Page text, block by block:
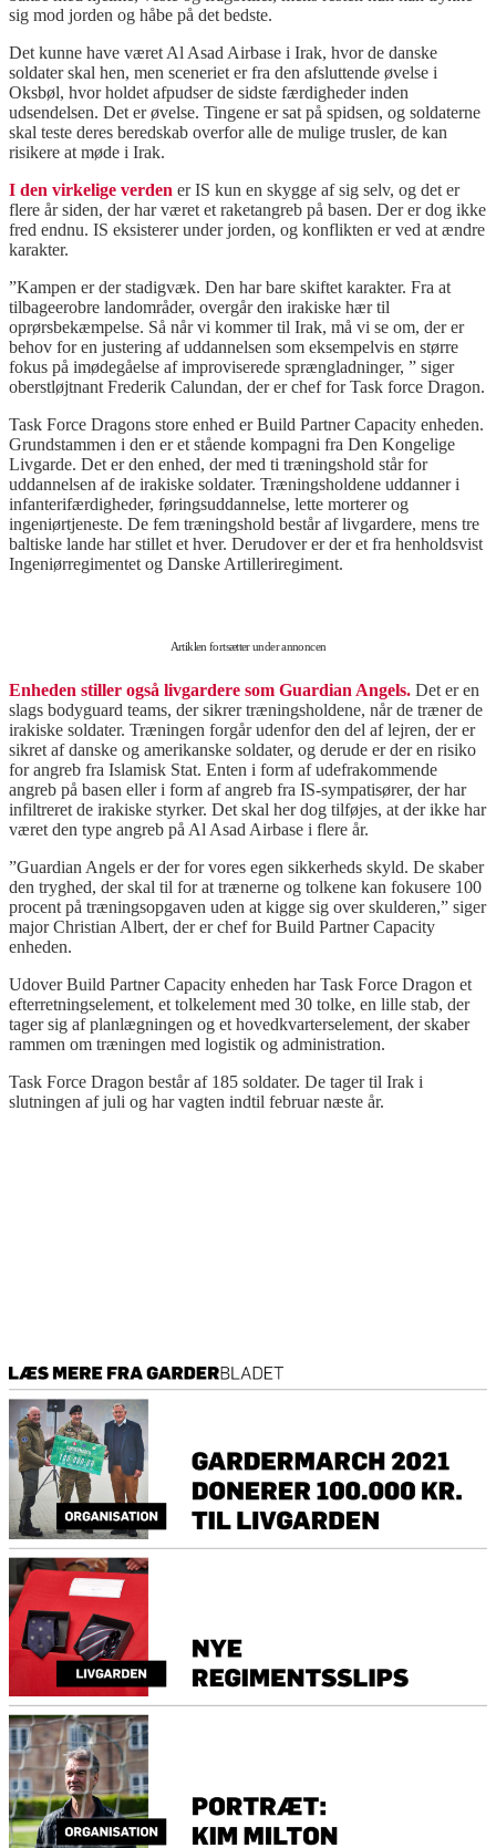
sig mod jorden og håbe på det bedste.
Det kunne have været Al Asad Airbase i Irak, hvor de danske
soldater skal hen, men sceneriet er fra den afsluttende øvelse i
Oksbøl, hvor holdet afpudser de sidste færdigheder inden
udsendelsen. Det er øvelse. Tingene er sat på spidsen, og soldaterne
skal teste deres beredskab overfor alle de mulige trusler, de kan
risikere at møde i Irak.
I den virkelige verden er IS kun en skygge af sig selv, og det er
flere år siden, der har været et raketangreb på basen. Der er dog ikke
fred endnu. IS eksisterer under jorden, og konflikten er ved at ændre
karakter.
”Kampen er der stadigvæk. Den har bare skiftet karakter. Fra at
tilbageerobre landområder, overgår den irakiske hær til
oprørsbekæmpelse. Så når vi kommer til Irak, må vi se om, der er
behov for en justering af uddannelsen som eksempelvis en større
fokus på imødegåelse af improviserede sprængladninger, ” siger
oberstløjtnant Frederik Calundan, der er chef for Task force Dragon.
Task Force Dragons store enhed er Build Partner Capacity enheden.
Grundstammen i den er et stående kompagni fra Den Kongelige
Livgarde. Det er den enhed, der med ti træningshold står for
uddannelsen af de irakiske soldater. Træningsholdene uddanner i
infanterifærdigheder, føringsuddannelse, lette morterer og
ingeniørtjeneste. De fem træningshold består af livgardere, mens tre
baltiske lande har stillet et hver. Derudover er der et fra henholdsvist
Ingeniørregimentet og Danske Artilleriregiment.
Artiklen fortsætter under annoncen
Enheden stiller også livgardere som Guardian Angels. Det er en
slags bodyguard teams, der sikrer træningsholdene, når de træner de
irakiske soldater. Træningen forgår udenfor den del af lejren, der er
sikret af danske og amerikanske soldater, og derude er der en risiko
for angreb fra Islamisk Stat. Enten i form af udefrakommende
angreb på basen eller i form af angreb fra IS-sympatisører, der har
infiltreret de irakiske styrker. Det skal her dog tilføjes, at der ikke har
været den type angreb på Al Asad Airbase i flere år.
”Guardian Angels er der for vores egen sikkerheds skyld. De skaber
den tryghed, der skal til for at trænerne og tolkene kan fokusere 100
procent på træningsopgaven uden at kigge sig over skulderen,” siger
major Christian Albert, der er chef for Build Partner Capacity
enheden.
Udover Build Partner Capacity enheden har Task Force Dragon et
efterretningselement, et tolkelement med 30 tolke, en lille stab, der
tager sig af planlægningen og et hovedkvarterselement, der skaber
rammen om træningen med logistik og administration.
Task Force Dragon består af 185 soldater. De tager til Irak i
slutningen af juli og har vagten indtil februar næste år.